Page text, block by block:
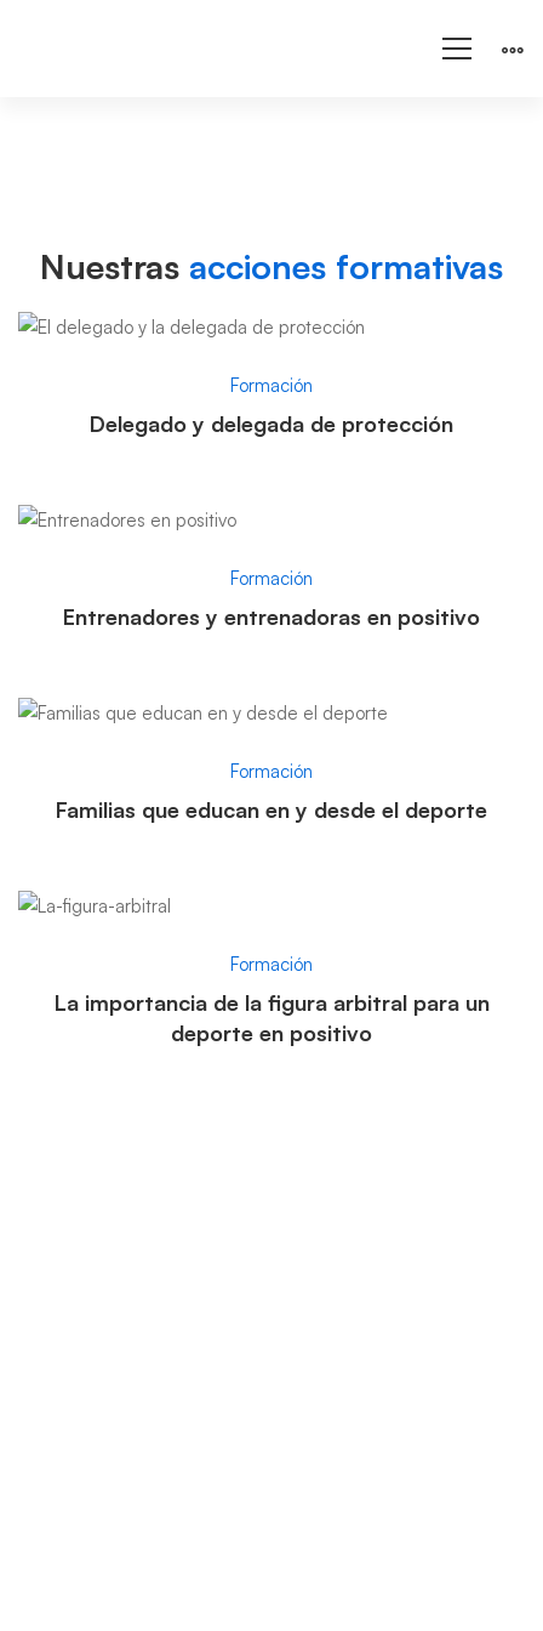
Nuestras acciones formativas
Formación
Delegado y delegada de protección
Formación
Entrenadores y entrenadoras en positivo
Formación
Familias que educan en y desde el deporte
Formación
La importancia de la figura arbitral para un
deporte en positivo